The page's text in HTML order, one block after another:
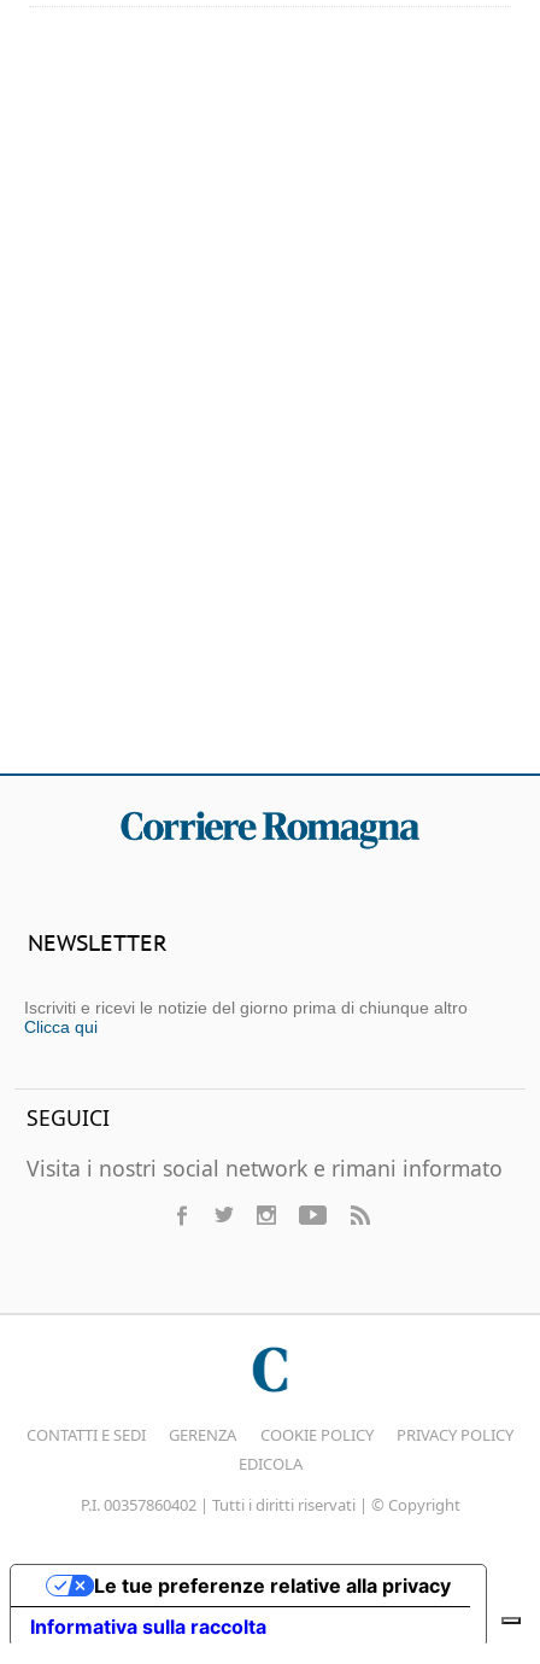
NEWSLETTER
Iscriviti e ricevi le notizie del giorno prima di chiunque altro
Clicca qui
SEGUICI
Visita i nostri social network e rimani informato
CONTATTI E SEDI GERENZA COOKIE POLICY
PRIVACY POLICY
EDICOLA
P.I. 00357860402 | Tutti i diritti riservati | © Copyright
Informativa sulla raccolta
Le tue preferenze relative alla privacy